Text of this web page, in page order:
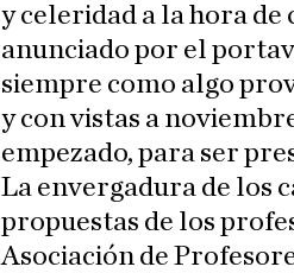
y celeridad a la hora
anunciado por el
siempre como algo
y con vistas a
empezado, para ser
La envergadura de los
propuestas de los
Asociación de